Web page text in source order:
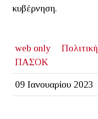
κυβέρνηση.
web only
Πολιτική
ΠΑΣΟΚ
09 Ιανουαρίου 2023